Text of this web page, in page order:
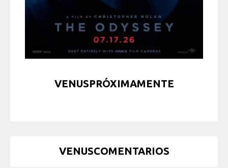
VENUSPRÓXIMAMENTE
VENUSCOMENTARIOS